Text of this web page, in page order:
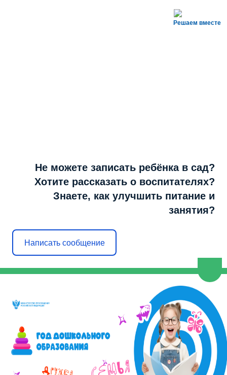
Решаем вместе
Не можете записать ребёнка в сад?
Хотите рассказать о воспитателях?
Знаете, как улучшить питание и
занятия?
Написать сообщение